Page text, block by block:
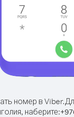
номер в Viber.
наберите:+